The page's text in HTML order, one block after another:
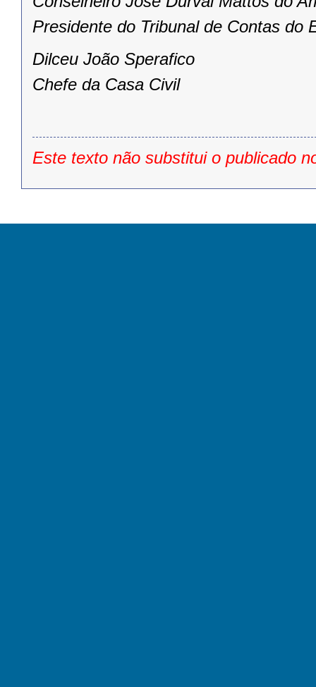
Presidente do Tribunal de Contas do
Dilceu João Sperafico
Chefe da Casa Civil
Este texto não substitui o publicado